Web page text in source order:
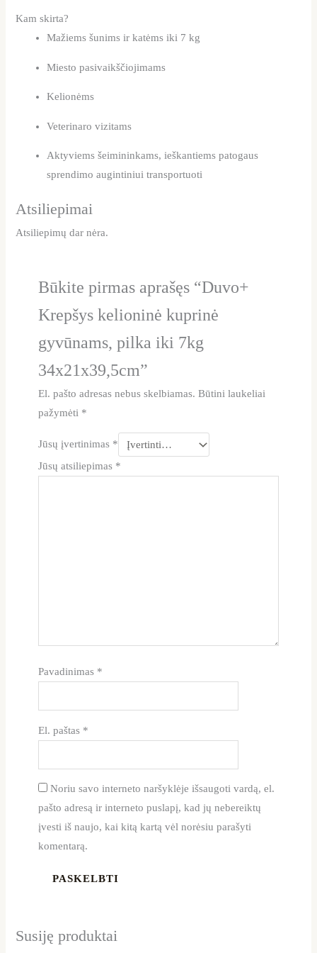
Kam skirta?
Mažiems šunims ir katėms iki 7 kg
Miesto pasivaikščiojimams
Kelionėms
Veterinaro vizitams
Aktyviems šeimininkams, ieškantiems patogaus
sprendimo augintiniui transportuoti
Atsiliepimai
Atsiliepimų dar nėra.
Būkite pirmas aprašęs “Duvo+
Krepšys kelioninė kuprinė
gyvūnams, pilka iki 7kg
34x21x39,5cm”
El. pašto adresas nebus skelbiamas. Būtini laukeliai
pažymėti *
Jūsų įvertinimas *
Jūsų atsiliepimas *
Pavadinimas *
El. paštas *
Noriu savo interneto naršyklėje išsaugoti vardą, el.
pašto adresą ir interneto puslapį, kad jų nebereiktų
įvesti iš naujo, kai kitą kartą vėl norėsiu parašyti
komentarą.
Susiję produktai